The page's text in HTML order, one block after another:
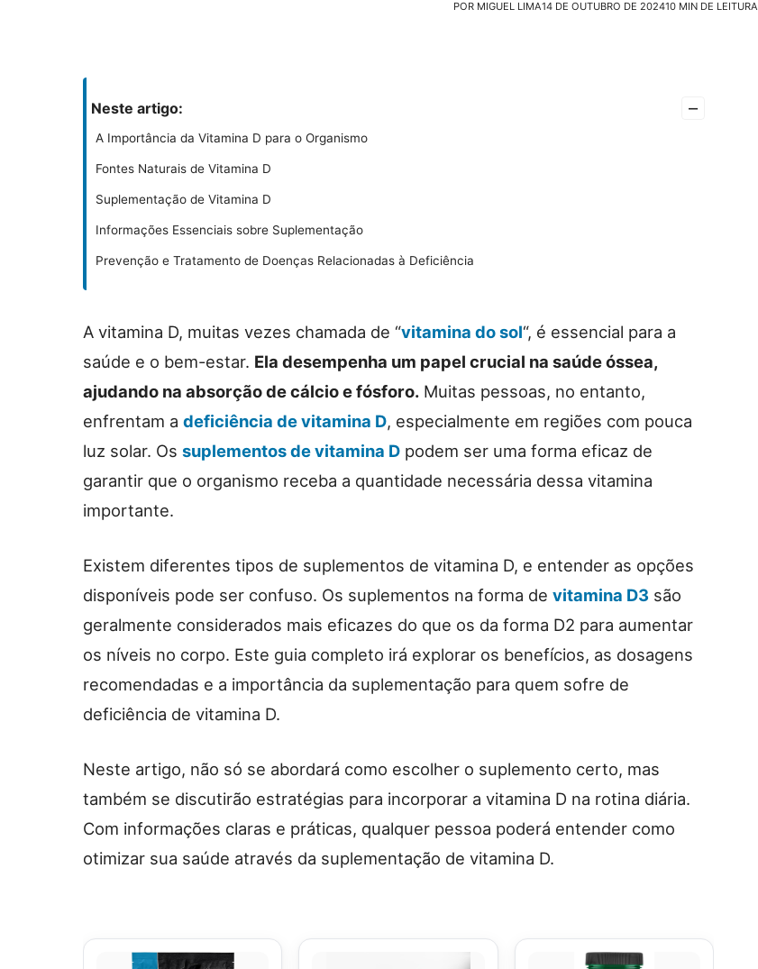
POR MIGUEL LIMA14 DE OUTUBRO DE 202410 MIN DE LEITURA
Neste artigo: –
A Importância da Vitamina D para o Organismo
Fontes Naturais de Vitamina D
Suplementação de Vitamina D
Informações Essenciais sobre Suplementação
Prevenção e Tratamento de Doenças Relacionadas à Deficiência
A vitamina D, muitas vezes chamada de “vitamina do sol“, é essencial para a
saúde e o bem-estar. Ela desempenha um papel crucial na saúde óssea,
ajudando na absorção de cálcio e fósforo. Muitas pessoas, no entanto,
enfrentam a deficiência de vitamina D, especialmente em regiões com pouca
luz solar. Os suplementos de vitamina D podem ser uma forma eficaz de
garantir que o organismo receba a quantidade necessária dessa vitamina
importante.
Existem diferentes tipos de suplementos de vitamina D, e entender as opções
disponíveis pode ser confuso. Os suplementos na forma de vitamina D3 são
geralmente considerados mais eficazes do que os da forma D2 para aumentar
os níveis no corpo. Este guia completo irá explorar os benefícios, as dosagens
recomendadas e a importância da suplementação para quem sofre de
deficiência de vitamina D.
Neste artigo, não só se abordará como escolher o suplemento certo, mas
também se discutirão estratégias para incorporar a vitamina D na rotina diária.
Com informações claras e práticas, qualquer pessoa poderá entender como
otimizar sua saúde através da suplementação de vitamina D.